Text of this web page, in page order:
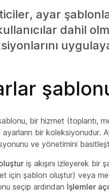
ayar
dahil
bir hizmet (toplantı,
bir koleksiyonudur.
ve yönetimini
iş akışını izleyerek bir
için şablon oluştur) veya
seçip ardından İşlemler